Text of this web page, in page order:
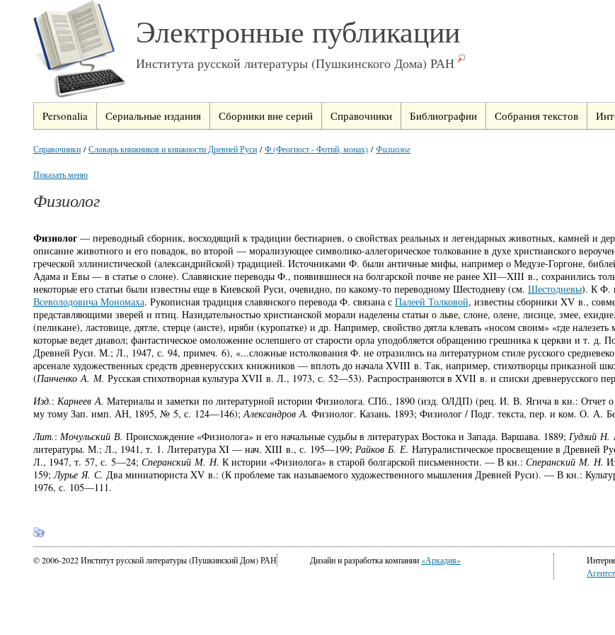
Электронные публикации
Института русской литературы (Пушкинского Дома) РАН
Personalia Сериальные издания Сборники вне серий Справочники Библиографии Собрания текстов
Справочники /Словарь книжников и книжности Древней Руси /Ф (Феогност - Фотий, монах) /Физиолог
Показать меню
Физиолог
Физиолог — переводный сборник, восходящий к традиции бестиариев, о свойствах реальных и легендарных животных, камней и
описание животного и его повадок, во второй — морализующее символико-аллегорическое толкование в духе христианского
греческой эллинистической (александрийской) традицией. Источниками Ф. были античные мифы, например о Медузе-Горгоне,
Адама и Евы — в статье о слоне). Славянские переводы Ф., появившиеся на болгарской почве не ранее XII—XIII в., сохранились
некоторые его статьи были известны еще в Киевской Руси, очевидно, по какому-то переводному Шестодневу (см. Шестодневы). К Ф.
Всеволодовича Мономаха. Рукописная традиция славянского перевода Ф. связана с Палеей Толковой, известны сборники XV в.,
представляющими зверей и птиц. Назидательностью христианской морали наделены статьи о льве, слоне, олене, лисице, змее,
(пеликане), ластовице, дятле, стерце (аисте), иряби (куропатке) и др. Например, свойство дятла клевать «носом своим» «где налезеть
которые ведет диавол; фантастическое омоложение ослепшего от старости орла уподобляется обращению грешника к церкви и т.
Древней Руси. М.; Л., 1947, с. 94, примеч. 6), «...сложные истолкования Ф. не отразились на литературном стиле русского
арсенале художественных средств древнерусских книжников — вплоть до начала XVIII в. Так, например, стихотворцы приказной
(Панченко А. М. Русская стихотворная культура XVII в. Л., 1973, с. 52—53). Распространяются в XVII в. и списки древнерусского
Изд.: Карнеев А. Материалы и заметки по литературной истории Физиолога. СПб., 1890 (изд. ОЛДП) (рец. И. В. Ягича в кн.: Отчет
му тому Зап. имп. АН, 1895, № 5, с. 124—146);Александров А. Физиолог. Казань. 1893; Физиолог / Подг. текста, пер. и ком. О.
Лит.: Мочульский В. Происхождение «Физиолога» и его начальные судьбы в литературах Востока и Запада. Варшава. 1889; Гудзий Н.
литературы. М.; Л., 1941, т. 1. Литература XI — нач. XIII в., с. 195—199; Райков Б. Е. Натуралистическое просвещение в
Л., 1947, т. 57, с. 5—24; Сперанский М. Н. К истории «Физиолога» в старой болгарской письменности. — В кн.: Сперанский М. Н.
159;Лурье Я. С. Два миниатюриста XV в.: (К проблеме так называемого художественного мышления Древней Руси). — В кн.:
1976, с. 105—111.
© 2006-2022 Институт русской литературы (Пушкинский Дом) РАН Дизайн и разработка компании«Аркадия»